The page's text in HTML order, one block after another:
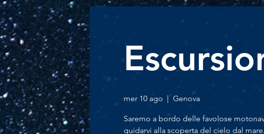
mer 10 ago
  |
Genova
Saremo a bordo delle favolose
guidarvi alla scoperta del cielo dal